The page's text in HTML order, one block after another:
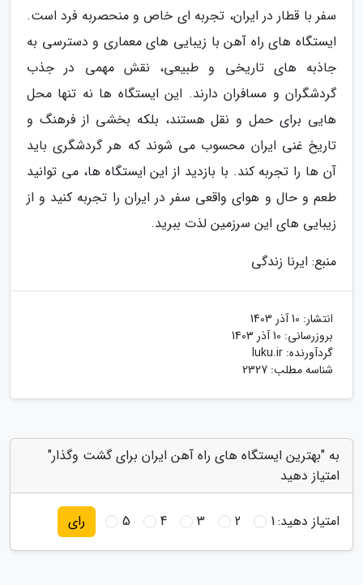
سفر با قطار در ایران، تجربه ای خاص و منحصربه فرد است.
ایستگاه های راه آهن با زیبایی های معماری و دسترسی به
جاذبه های تاریخی و طبیعی، نقش مهمی در جذب
گردشگران و مسافران دارند. این ایستگاه ها نه تنها محل
هایی برای حمل و نقل هستند، بلکه بخشی از فرهنگ و
تاریخ غنی ایران محسوب می شوند که هر گردشگری باید
آن ها را تجربه کند. با بازدید از این ایستگاه ها، می توانید
طعم و حال و هوای واقعی سفر در ایران را تجربه کنید و از
زیبایی های این سرزمین لذت ببرید.
منبع: ایرنا زندگی
انتشار: 10 آذر 1403
بروزرسانی: 10 آذر 1403
گردآورنده: luku.ir
شناسه مطلب: 2327
به "بهترین ایستگاه های راه آهن ایران برای گشت وگذار"
امتیاز دهید
امتیاز دهید:1
2
3
4
5 رای